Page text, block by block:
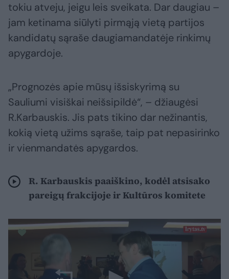
tokiu atveju, jeigu leis sveikata. Dar daugiau –
jam ketinama siūlyti pirmąją vietą partijos
kandidatų sąraše daugiamandatėje rinkimų
apygardoje.
„Prognozės apie mūsų išsiskyrimą su
Sauliumi visiškai neišsipildė“, – džiaugėsi
R.Karbauskis. Jis pats tikino dar nežinantis,
kokią vietą užims sąraše, taip pat nepasirinko
ir vienmandatės apygardos.
R. Karbauskis paaiškino, kodėl atsisako
pareigų frakcijoje ir Kultūros komitete